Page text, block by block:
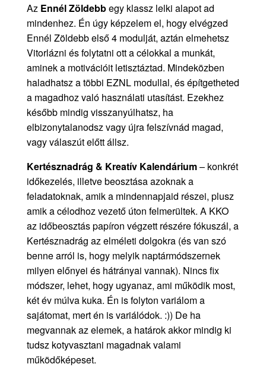
Az Ennél Zöldebbegy klassz lelki alapot ad
mindenhez. Én úgy képzelem el, hogy elvégzed
Ennél Zöldebb első 4 modulját, aztán elmehetsz
Vitorlázni és folytatni ott a célokkal a munkát,
aminek a motivációit letisztáztad. Mindeközben
haladhatsz a többi EZNL modullal, és építgetheted
a magadhoz való használati utasítást. Ezekhez
később mindig visszanyúlhatsz, ha
elbizonytalanodsz vagy újra felszívnád magad,
vagy válaszút előtt állsz.
Kertésznadrág & Kreatív Kalendárium– konkrét
időkezelés, illetve beosztása azoknak a
feladatoknak, amik a mindennapjaid részei, plusz
amik a célodhoz vezető úton felmerültek. A KKO
az időbeosztás papíron végzett részére fókuszál, a
Kertésznadrág az elméleti dolgokra (és van szó
benne arról is, hogy melyik naptármódszernek
milyen előnyei és hátrányai vannak). Nincs fix
módszer, lehet, hogy ugyanaz, ami működik most,
két év múlva kuka. Én is folyton variálom a
sajátomat, mert én is variálódok. :)) De ha
megvannak az elemek, a határok akkor mindig ki
tudsz kotyvasztani magadnak valami
működőképeset.